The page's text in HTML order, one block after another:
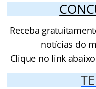
Receba
notícias do
Clique no link